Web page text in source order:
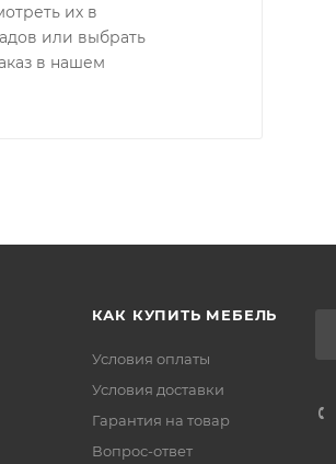
их в
или выбрать
в нашем
КАК КУПИТЬ МЕБЕЛЬ
Условия оплаты
Условия доставки
Гарантия на товар
Вопрос-ответ